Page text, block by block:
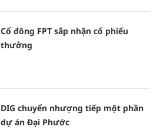
Cổ đông FPT sắp nhận cổ phiếu
thưởng
DIG chuyển nhượng tiếp một phần
dự án Đại Phước